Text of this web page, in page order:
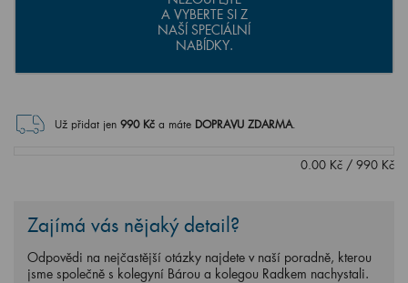
A VYBERTE SI Z
NAŠÍ SPECIÁLNÍ
NABÍDKY.
Už přidat jen 990Kč a máte DOPRAVU ZDARMA.
0.00 Kč / 990 Kč
Zajímá vás nějaký detail?
Odpovědi na nejčastější otázky najdete v naší poradně, kterou
jsme společně s kolegyní Bárou a kolegou Radkem nachystali.